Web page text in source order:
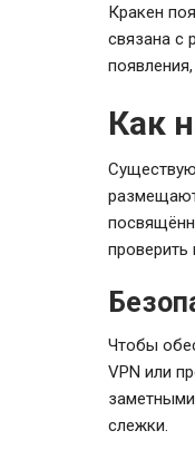
Кракен
связана с
Как
проверить
Чтобы
VPN или
слежки.